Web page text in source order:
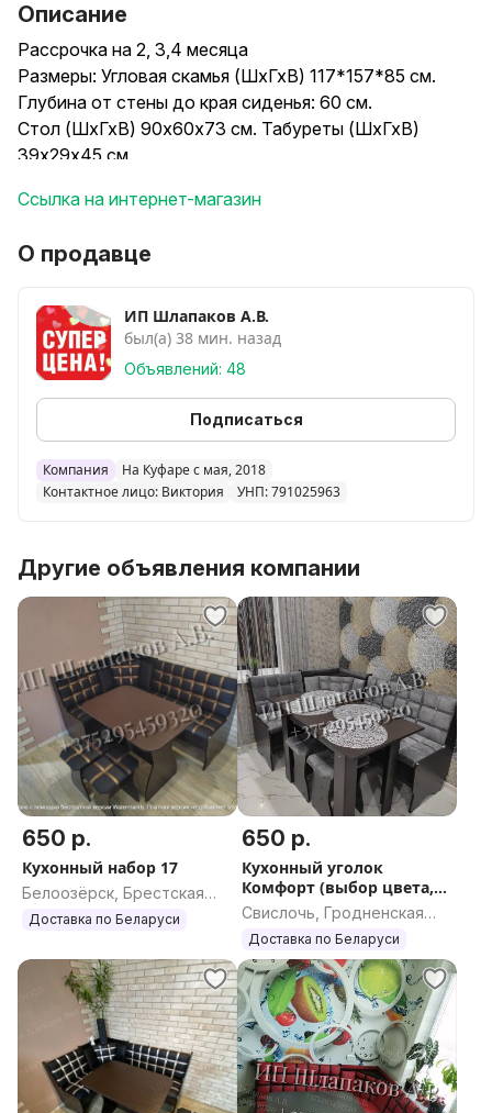
Описание
Рассрочка на 2, 3,4 месяца
Размеры: Угловая скамья (ШхГхВ) 117*157*85 см.
Глубина от стены до края сиденья: 60 см.
Стол (ШхГхВ) 90х60х73 см. Табуреты (ШхГхВ)
39х29х45 см.
из ламинированной ДСП 16 мм.
Обивка - экокожа,ткань
Под сиденьями имеются большие ящики для
хранения.
Возможна раскомплектовка набора.
С доплатой можно заменить стол
на:Круглый(диаметром 80см),Поворотно-
раскладной(120*80см),стол уши
70*60(126*60см),стол на 4 ножках(110*60см)
Доставка по всей РБ 30р. Гарантия.
Ссылка на интернет-магазин
О продавце
ИП Шлапаков А.В.
был(а) 38 мин. назад
Объявлений: 48
Подписаться
Компания
На Куфаре с мая, 2018
Контактное лицо: Виктория
УНП: 791025963
Другие объявления компании
650 р.
Кухонный набор 17
Белоозёрск, Брестская
область
Доставка по Беларуси
650 р.
Кухонный уголок
Комфорт (выбор цвета,
рассрочка)
Свислочь, Гродненская
область
Доставка по Беларуси